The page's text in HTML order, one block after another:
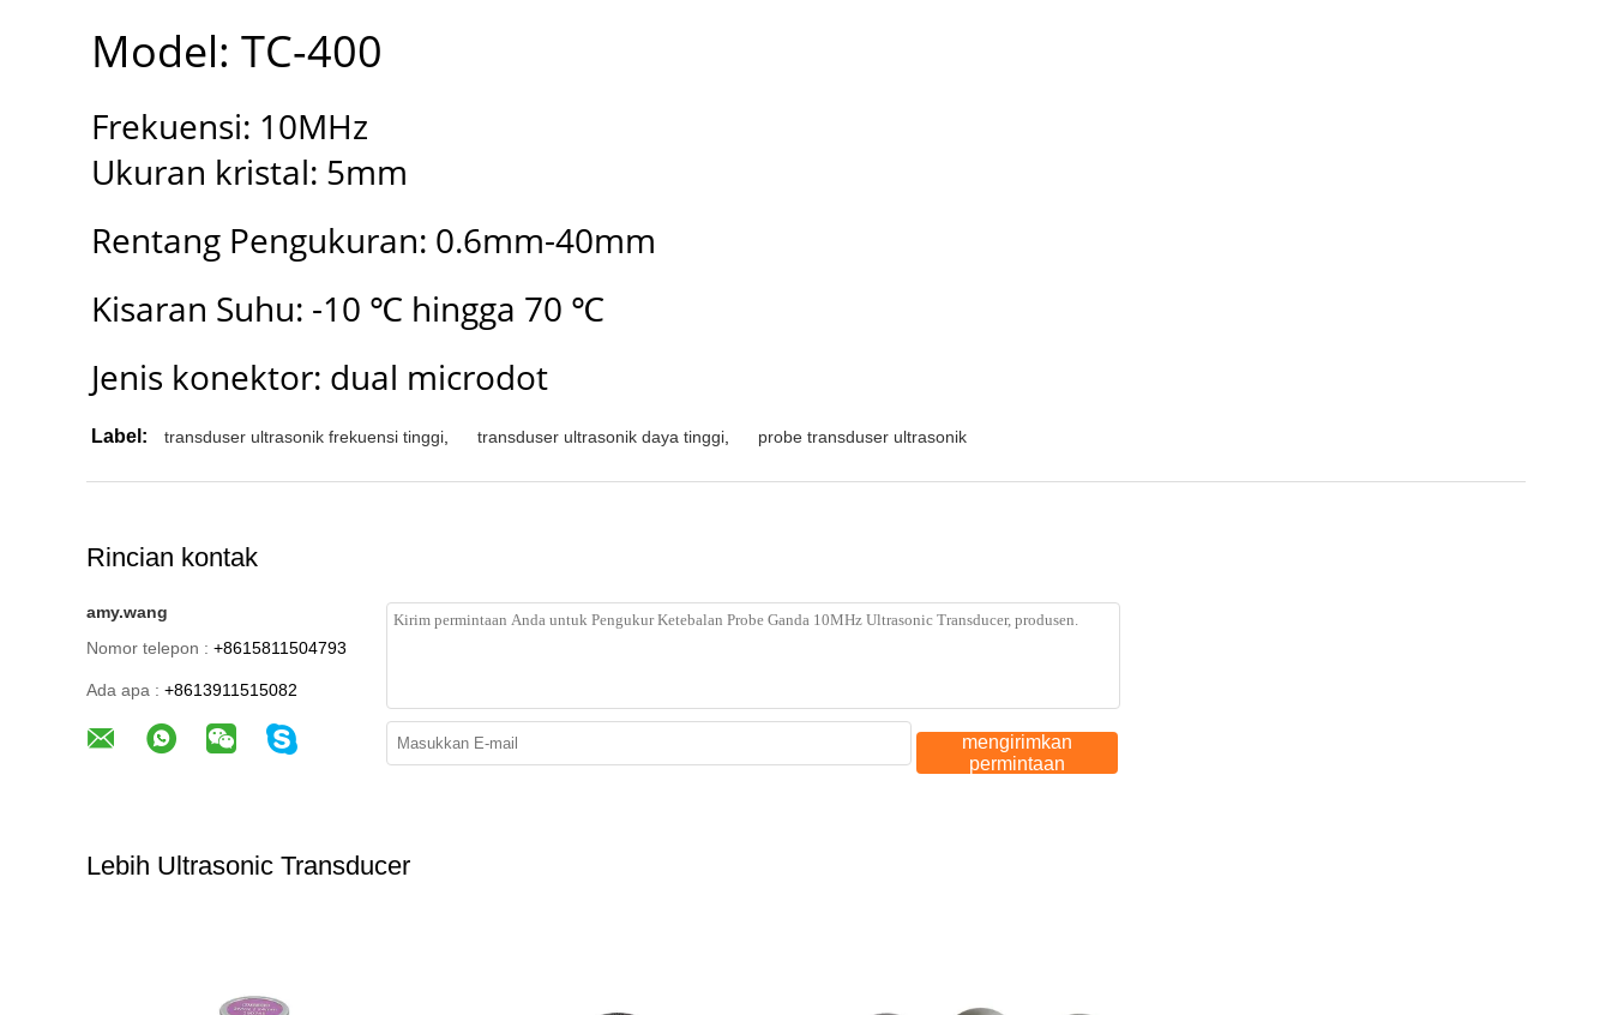
Model: TC-400
Frekuensi: 10MHz
Ukuran kristal: 5mm
Rentang Pengukuran: 0.6mm-40mm
Kisaran Suhu: -10 ℃ hingga 70 ℃
Jenis konektor: dual microdot
Label: transduser ultrasonik frekuensi tinggi transduser ultrasonik daya tinggi probe transduser ultrasonik
Rincian kontak
amy.wang
Nomor telepon : +8615811504793
Ada apa : +8613911515082
mengirimkan
permintaan
Lebih Ultrasonic Transducer